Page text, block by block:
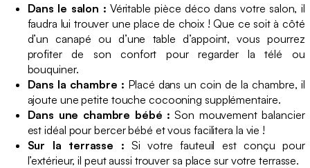
Dans le salon : Véritable pièce déco dans votre salon, il
faudra lui trouver une place de choix ! Que ce soit à côté
d’un canapé ou d’une table d’appoint, vous pourrez
profiter de son confort pour regarder la télé ou
bouquiner.
Dans la chambre : Placé dans un coin de la chambre, il
ajoute une petite touche cocooning supplémentaire.
Dans une chambre bébé : Son mouvement balancier
est idéal pour bercer bébé et vous facilitera la vie !
Sur la terrasse : Si votre fauteuil est conçu pour
l’extérieur, il peut aussi trouver sa place sur votre terrasse.